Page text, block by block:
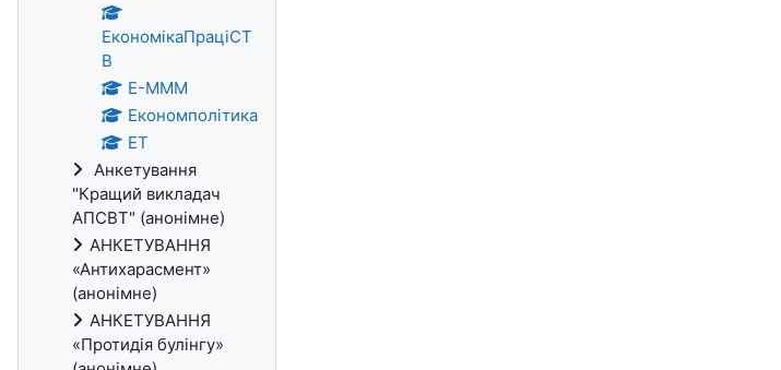
ЕкономікаПраціСТ
В
Е-МММ
Економполітика
ЕТ
Анкетування
"Кращий викладач
АПСВТ" (анонімне)
АНКЕТУВАННЯ
«Антихарасмент»
(анонімне)
АНКЕТУВАННЯ
«Протидія булінгу»